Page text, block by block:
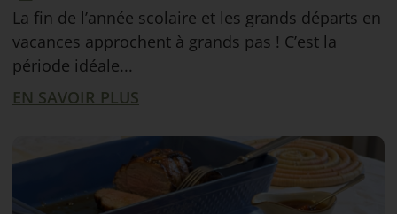
La fin de l’année scolaire et les grands départs en
vacances approchent à grands pas ! C’est la
période idéale...
EN SAVOIR PLUS